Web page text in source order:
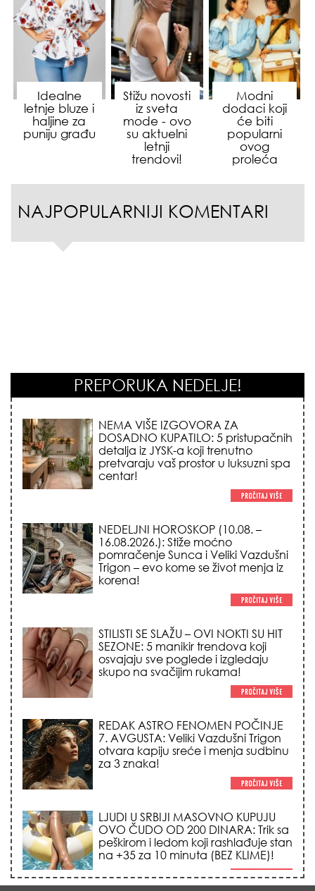
Idealne
letnje bluze i
haljine za
puniju građu
Stižu novosti
iz sveta
mode - ovo
su aktuelni
letnji
trendovi!
Modni
dodaci koji
će biti
popularni
ovog
proleća
NAJPOPULARNIJI KOMENTARI
PREPORUKA NEDELJE!
NEDELJNI HOROSKOP (10.08. –
16.08.2026.): Stiže moćno
pomračenje Sunca i Veliki Vazdušni
Trigon – evo kome se život menja iz
korena!
STILISTI SE SLAŽU – OVI NOKTI SU HIT
SEZONE: 5 manikir trendova koji
osvajaju sve poglede i izgledaju
skupo na svačijim rukama!
REDAK ASTRO FENOMEN POČINJE
7. AVGUSTA: Veliki Vazdušni Trigon
otvara kapiju sreće i menja sudbinu
za 3 znaka!
LJUDI U SRBIJI MASOVNO KUPUJU
OVO ČUDO OD 200 DINARA: Trik sa
peškirom i ledom koji rashlađuje stan
na +35 za 10 minuta (BEZ KLIME)!
LOVOROVIM LISTOM: Stari ritual
privlačenja novca koji treba uraditi
baš tokom sezone Lava!